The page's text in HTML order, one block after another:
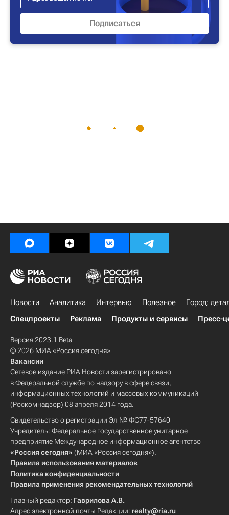
Новости Аналитика Интервью Полезное
Город:
Спецпроекты
Реклама Продукты и сервисы Пресс-
Версия 2023.1 Beta
© 2026 МИА «Россия сегодня»
Вакансии
Сетевое издание РИА Новости зарегистрировано
в Федеральной службе по надзору в сфере связи,
информационных технологий и массовых коммуникаций
(Роскомнадзор) 08 апреля 2014 года.
Свидетельство о регистрации Эл № ФС77-57640
Учредитель: Федеральное государственное унитарное
предприятие Международное информационное агентство
«Россия сегодня» (МИА «Россия сегодня»).
Правила использования материалов
Политика конфиденциальности
Правила применения рекомендательных технологий
Главный редактор: Гаврилова А.В.
Адрес электронной почты Редакции: realty@ria.ru